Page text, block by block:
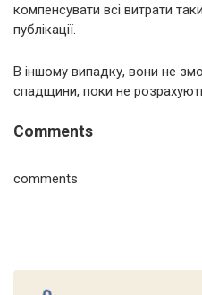
компенсувати всі витрати
публікації.
В іншому випадку, вони не
спадщини, поки не
Comments
comments